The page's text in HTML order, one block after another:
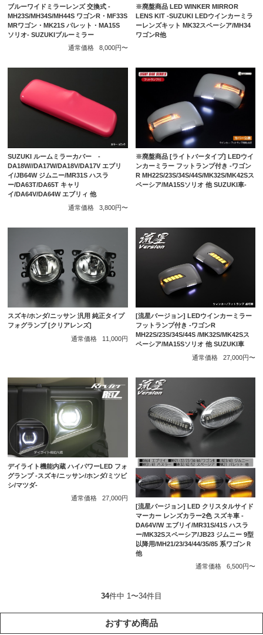
ブルーワイドミラーレンズ 交換式 -
MH23S/MH34S/MH44S ワゴンR・MF33S
MRワゴン・MK21S パレット・MA15S
ソリオ- SUZUKIブルーミラー
通常価格
8,000円〜
※廃盤商品 LED WINKER MIRROR
LENS KIT -SUZUKI LEDウインカーミラ
ーレンズキット MK32スペーシア/MH34
ワゴンR他
SUZUKI ルームミラーカバー -
DA18W//DA17W/DA18V/DA17V エブリ
イ/JB64W ジムニー/MR31S ハスラ
ー/DA63T/DA65T キャリ
イ/DA64V/DA64W エブリィ 他
通常価格
3,800円〜
※廃盤商品 [ライトバータイプ] LEDウイ
ンカーミラー フットランプ付き -ワゴン
R MH22S/23S/34S/44S/MK32S/MK42Sス
ペーシア/MA15Sソリオ 他 SUZUKI車-
スズキ/ホンダ/ニッサン 汎用 純正タイプ
フォグランプ [クリアレンズ]
通常価格
11,000円
[流星バージョン] LEDウインカーミラー
フットランプ付き -ワゴンR
MH22S/23S/34S/44S /MK32S/MK42Sス
ペーシア/MA15Sソリオ 他 SUZUKI車
通常価格
27,000円〜
デイライト機能内蔵 ハイパワーLED フォ
グランプ -スズキ/ニッサン/ホンダ/ミツビ
シ/マツダ-
通常価格
27,000円
[流星バージョン] LED クリスタルサイド
マーカー レンズカラー2色 スズキ車 -
DA64V/W エブリイ/MR31S/41S ハスラ
ー/MK32Sスペーシア/JB23 ジムニー 9型
以降用/MH21/23/34/44/35/85 系ワゴンＲ
他
通常価格
6,500円〜
34件中 1〜34件目
おすすめ商品